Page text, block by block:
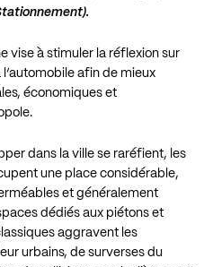
vise à stimuler la réflexion sur
l’automobile afin de mieux
économiques et
dans la ville se raréfient, les
une place considérable,
et généralement
dédiés aux piétons et
aggravent les
urbains, de surverses du